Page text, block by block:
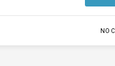
NO